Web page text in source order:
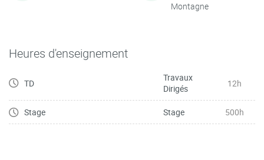
Montagne
Heures d'enseignement
TD
Travaux
Dirigés
12h
Stage Stage 500h